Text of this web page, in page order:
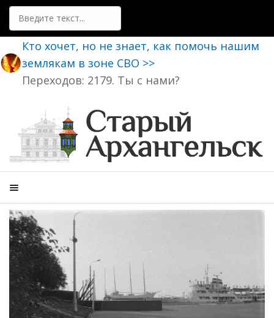
Поиск
Кто хочет, но не знает, как помочь нашим
землякам в зоне СВО >>
Переходов: 2179. Ты с нами?